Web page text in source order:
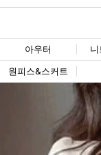
아우터 니
원피스&스커트